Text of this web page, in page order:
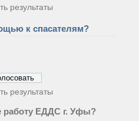
результаты
к спасателям?
результаты
работу ЕДДС г. Уфы?